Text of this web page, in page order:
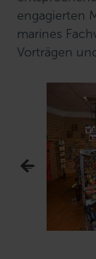
engagierten
marines
Vorträgen